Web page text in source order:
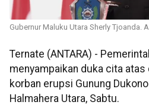
Gubernur Maluku Utara Sherly Tjoanda.
Ternate (ANTARA) -
menyampaikan duka cita
korban erupsi Gunung
Halmahera Utara, Sabtu.